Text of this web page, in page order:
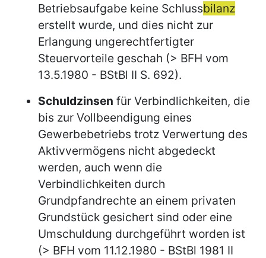
Betriebsaufgabe keine Schlussbilanz
erstellt wurde, und dies nicht zur
Erlangung ungerechtfertigter
Steuervorteile geschah (> BFH vom
13.5.1980 - BStBl II S. 692).
Schuldzinsen für Verbindlichkeiten, die
bis zur Vollbeendigung eines
Gewerbebetriebs trotz Verwertung des
Aktivvermögens nicht abgedeckt
werden, auch wenn die
Verbindlichkeiten durch
Grundpfandrechte an einem privaten
Grundstück gesichert sind oder eine
Umschuldung durchgeführt worden ist
(> BFH vom 11.12.1980 - BStBl 1981 II